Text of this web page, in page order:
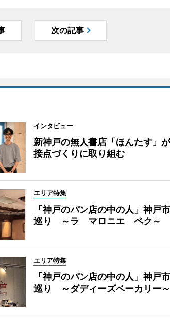
次の記事
インタビュー
新神戸の無人書店「ほんたす」
接点づくりに取り組む
エリア特集
「神戸のパン店の中の人」神戸
巡り ～ラ マロニエ ペク～
エリア特集
「神戸のパン店の中の人」神戸
巡り ～ダディーズベーカリー～